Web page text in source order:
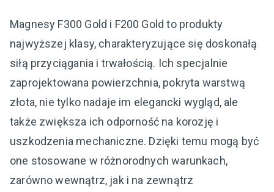
Magnesy F300 Gold i F200 Gold to produkty
najwyższej klasy, charakteryzujące się doskonałą
siłą przyciągania i trwałością. Ich specjalnie
zaprojektowana powierzchnia, pokryta warstwą
złota, nie tylko nadaje im elegancki wygląd, ale
także zwiększa ich odporność na korozję i
uszkodzenia mechaniczne. Dzięki temu mogą być
one stosowane w różnorodnych warunkach,
zarówno wewnątrz, jak i na zewnątrz